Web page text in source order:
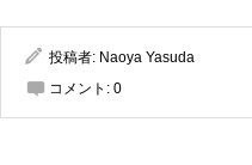
投稿者: Naoya Yasuda
コメント: 0